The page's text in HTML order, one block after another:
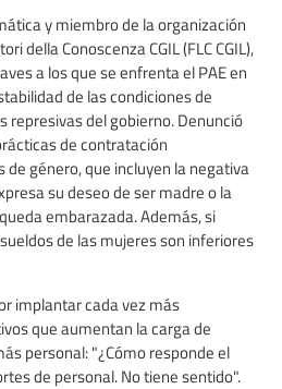
y miembro de la organización
della Conoscenza CGIL (FLC CGIL),
a los que se enfrenta el PAE en
de las condiciones de
represivas del gobierno. Denunció
de contratación
género, que incluyen la negativa
su deseo de ser madre o la
embarazada. Además, si
de las mujeres son inferiores
implantar cada vez más
que aumentan la carga de
personal: "¿Cómo responde el
de personal. No tiene sentido".